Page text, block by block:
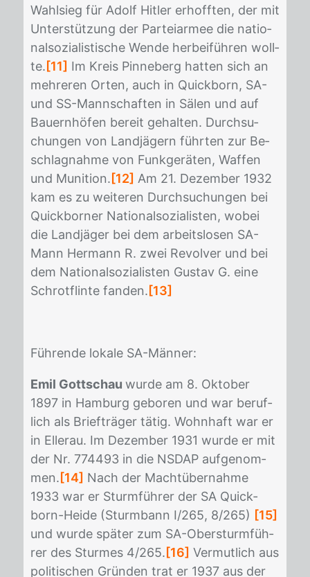
Wahl­sieg für Adolf Hit­ler er­hoff­ten, der mit
Un­ter­stüt­zung der Par­tei­ar­mee die na­tio­
nal­so­zia­lis­ti­sche Wen­de her­bei­füh­ren woll­
te. [11] Im Kreis Pin­ne­berg hat­ten sich an
meh­re­ren Or­ten, auch in Quick­born, SA-
und SS-Mann­schaf­ten in Sä­len und auf
Bau­ern­hö­fen be­reit ge­hal­ten. Durch­su­
chun­gen von Land­jä­gern führ­ten zur Be­
schlag­nah­me von Funk­ge­rä­ten, Waf­fen
und Mu­ni­ti­on. [12] Am 21. De­zem­ber 1932
kam es zu wei­te­ren Durch­su­chun­gen bei
Quick­bor­ner Na­tio­nal­so­zia­lis­ten, wo­bei
die Land­jä­ger bei dem ar­beits­lo­sen SA-
Mann Her­mann R. zwei Re­vol­ver und bei
dem Na­tio­nal­so­zia­lis­ten Gus­tav G. eine
Schrot­flin­te fan­den. [13]
Füh­ren­de lo­ka­le SA-Män­ner:
Emil Gottschau wur­de am 8. Ok­to­ber
1897 in Ham­burg ge­bo­ren und war be­ruf­
lich als Brief­trä­ger tä­tig. Wohn­haft war er
in El­lerau. Im De­zem­ber 1931 wur­de er mit
der Nr. 774493 in die NS­DAP auf­ge­nom­
men. [14] Nach der Macht­über­nah­me
1933 war er Sturm­füh­rer der SA Quick­
born-Hei­de (Sturm­bann I/​265, 8/​265) [15]
und wur­de spä­ter zum SA-Ober­sturm­füh­
rer des Stur­mes 4/​265. [16] Ver­mut­lich aus
po­li­ti­schen Grün­den trat er 1937 aus der